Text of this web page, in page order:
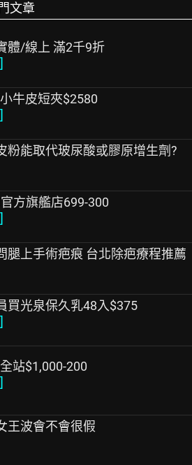
文章
體/線上 滿2千9折
]
牛皮短夾$2580
]
粉能取代玻尿酸或膠原增生劑?
方旗艦店699-300
]
腿上手術疤痕 台北除疤療程推薦
買光泉保久乳48入$375
]
站$1,000-200
]
王波會不會很假